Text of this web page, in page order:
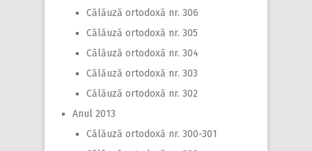
Călăuză ortodoxă nr. 306
Călăuză ortodoxă nr. 305
Călăuză ortodoxă nr. 304
Călăuză ortodoxă nr. 303
Călăuză ortodoxă nr. 302
Anul 2013
Călăuză ortodoxă nr. 300-301